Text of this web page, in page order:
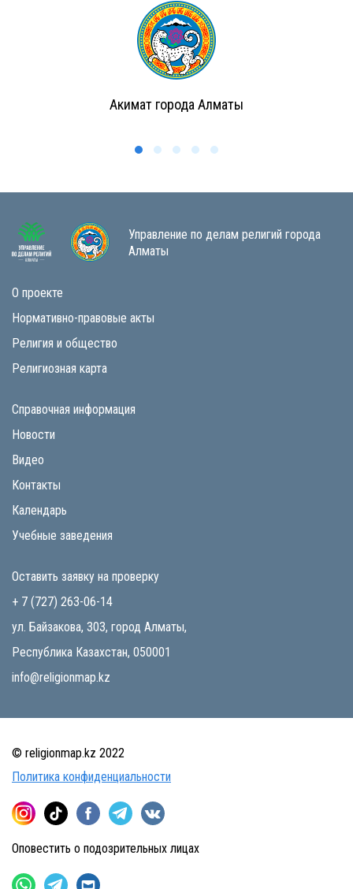
Акимат города Алматы
Управление по делам религий города
Алматы
О проекте
Нормативно-правовые акты
Религия и общество
Религиозная карта
Справочная информация
Новости
Видео
Контакты
Календарь
Учебные заведения
Оставить заявку на проверку
+ 7 (727) 263-06-14
ул. Байзакова, 303, город Алматы,
Республика Казахстан, 050001
info@religionmap.kz
© religionmap.kz 2022
Политика конфиденциальности
Оповестить о подозрительных лицах